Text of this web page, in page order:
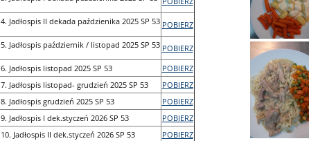
4. Jadłospis II dekada paździenika 2025 SP 53 POBIERZ
5. Jadłospis październik / listopad 2025 SP 53 POBIERZ
6. Jadłospis listopad 2025 SP 53
POBIERZ
7. Jadłospis listopad- grudzień 2025 SP 53
POBIERZ
8. Jadłospis grudzień 2025 SP 53
POBIERZ
9. Jadłospis I dek.styczeń 2026 SP 53
POBIERZ
10. Jadłospis II dek.styczeń 2026 SP 53
POBIERZ